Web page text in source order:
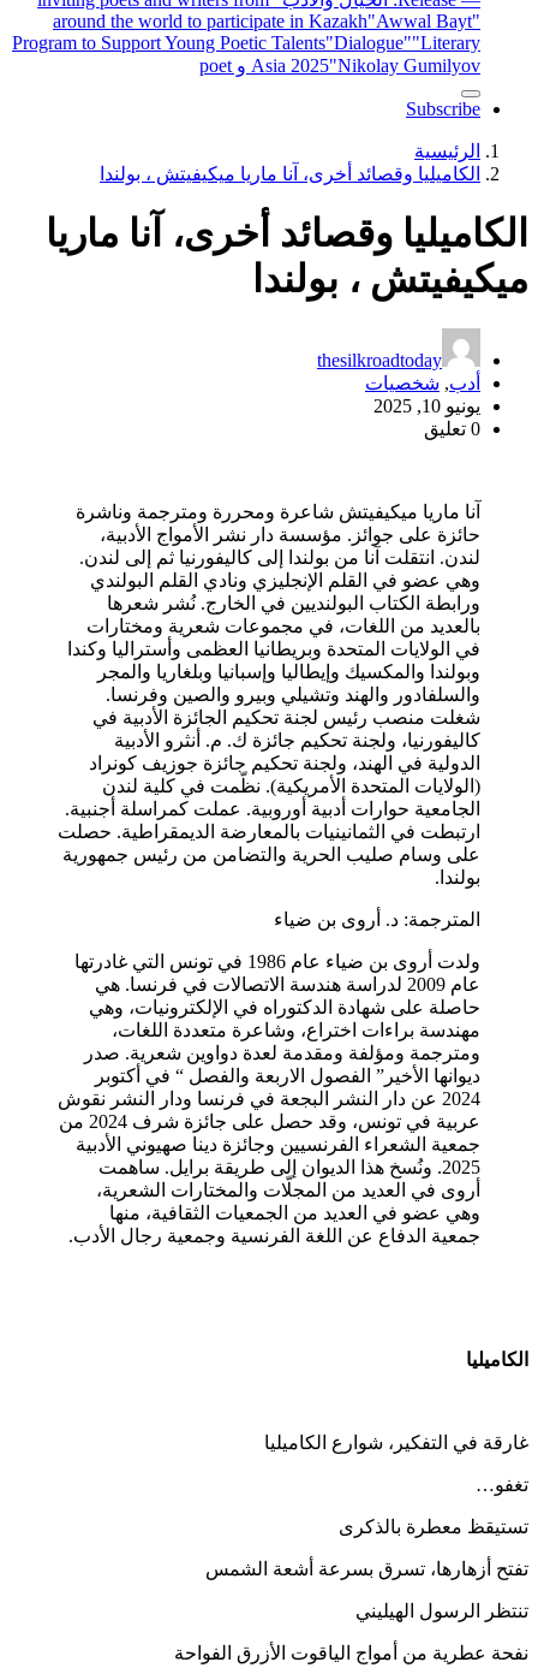
around the world to participate in Kazakh"Awwal Bayt"
Program to Support Young Poetic Talents"Dialogue""Literary
Asia 2025"Nikolay Gumilyov و poet
Subscribe
الرئيسية
الكاميليا وقصائد أخرى، آنا ماريا ميكيفيتش ، بولندا
الكاميليا وقصائد أخرى، آنا ماريا
ميكيفيتش ، بولندا
thesilkroadtoday
أدب, شخصيات
يونيو 10, 2025
0 تعليق
آنا ماريا ميكيفيتش شاعرة ومحررة ومترجمة وناشرة
حائزة على جوائز. مؤسسة دار نشر الأمواج الأدبية،
لندن. انتقلت آنا من بولندا إلى كاليفورنيا ثم إلى لندن.
وهي عضو في القلم الإنجليزي ونادي القلم البولندي
ورابطة الكتاب البولنديين في الخارج. نُشر شعرها
بالعديد من اللغات، في مجموعات شعرية ومختارات
في الولايات المتحدة وبريطانيا العظمى وأستراليا وكندا
وبولندا والمكسيك وإيطاليا وإسبانيا وبلغاريا والمجر
والسلفادور والهند وتشيلي وبيرو والصين وفرنسا.
شغلت منصب رئيس لجنة تحكيم الجائزة الأدبية في
كاليفورنيا، ولجنة تحكيم جائزة ك. م. أنثرو الأدبية
الدولية في الهند، ولجنة تحكيم جائزة جوزيف كونراد
(الولايات المتحدة الأمريكية). نظّمت في كلية لندن
الجامعية حوارات أدبية أوروبية. عملت كمراسلة أجنبية.
ارتبطت في الثمانينيات بالمعارضة الديمقراطية. حصلت
على وسام صليب الحرية والتضامن من رئيس جمهورية
بولندا.
المترجمة: د. أروى بن ضياء
ولدت أروى بن ضياء عام 1986 في تونس التي غادرتها
عام 2009 لدراسة هندسة الاتصالات في فرنسا. هي
حاصلة على شهادة الدكتوراه في الإلكترونيات، وهي
مهندسة براءات اختراع، وشاعرة متعددة اللغات،
ومترجمة ومؤلفة ومقدمة لعدة دواوين شعرية. صدر
ديوانها الأخير” الفصول الاربعة والفصل “ في أكتوبر
2024 عن دار النشر البجعة في فرنسا ودار النشر نقوش
عربية في تونس، وقد حصل على جائزة شرف 2024 من
جمعية الشعراء الفرنسيين وجائزة دينا صهيوني الأدبية
2025. ونُسخ هذا الديوان إلى طريقة برايل. ساهمت
أروى في العديد من المجلّات والمختارات الشعرية،
وهي عضو في العديد من الجمعيات الثقافية، منها
جمعية الدفاع عن اللغة الفرنسية وجمعية رجال الأدب.
الكاميليا
غارقة في التفكير، شوارع الكاميليا
تغفو…
تستيقظ معطرة بالذكرى
تفتح أزهارها، تسرق بسرعة أشعة الشمس
تنتظر الرسول الهيليني
نفحة عطرية من أمواج الياقوت الأزرق الفواحة